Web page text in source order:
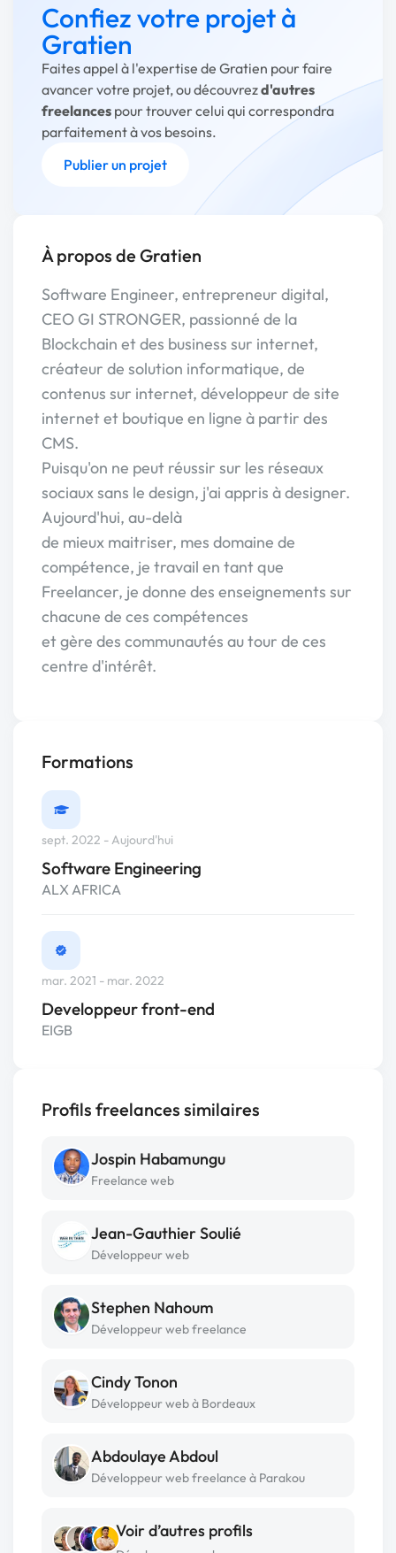
Confiez votre projet à
Gratien
Faites appel à l'expertise de Gratien pour faire
avancer votre projet, ou découvrezd'autres
freelances pour trouver celui qui correspondra
parfaitement à vos besoins.
Publier un projet
À propos de Gratien
Software Engineer, entrepreneur digital,
CEO GI STRONGER, passionné de la
Blockchain et des business sur internet,
créateur de solution informatique, de
contenus sur internet, développeur de site
internet et boutique en ligne à partir des
CMS.
Puisqu'on ne peut réussir sur les réseaux
sociaux sans le design, j'ai appris à designer.
Aujourd'hui, au-delà
de mieux maitriser, mes domaine de
compétence, je travail en tant que
Freelancer, je donne des enseignements sur
chacune de ces compétences
et gère des communautés au tour de ces
centre d'intérêt.
Formations
sept. 2022 - Aujourd'hui
Software Engineering
ALX AFRICA
mar. 2021 - mar. 2022
Developpeur front-end
EIGB
Profils freelances similaires
Jospin Habamungu
Freelance web
Jean-Gauthier Soulié
Développeur web
Stephen Nahoum
Développeur web freelance
Cindy Tonon
Développeur web à Bordeaux
Abdoulaye Abdoul
Développeur web freelance à Parakou
Voir d’autres profils